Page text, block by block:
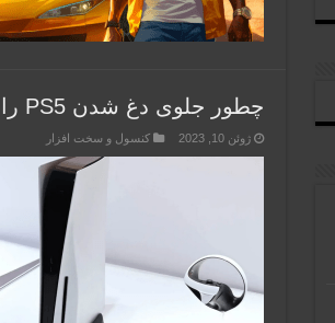
چطور جلوی دغ شدن PS5 را بگیریم ؟
ژوئن 10, 2023 کنسول و سخت افزار